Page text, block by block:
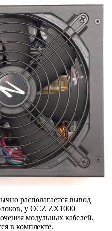
располагается вывод
у OCZ ZX1000
модульных кабелей,
в комплекте.